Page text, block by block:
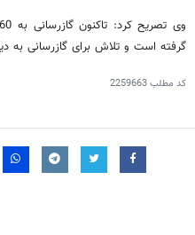
گرفته است و تلاش برای گازرسانی به
کد مطلب2259663